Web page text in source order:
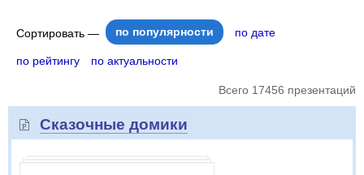
Сортировать — по популярности по дате
по рейтингу по актуальности
Всего 17456 презентаций
Сказочные домики